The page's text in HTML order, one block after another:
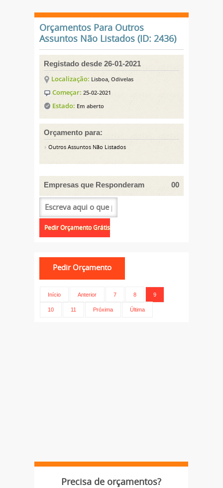
Orçamentos Para Outros
Assuntos Não Listados (ID: 2436)
Registado desde 26-01-2021
Localização: Lisboa, Odivelas
Começar: 25-02-2021
Estado: Em aberto
Orçamento para:
Outros Assuntos Não Listados
Empresas que Responderam 00
Início Anterior 7 8 9
10 11 Próxima Última
Precisa de orçamentos?